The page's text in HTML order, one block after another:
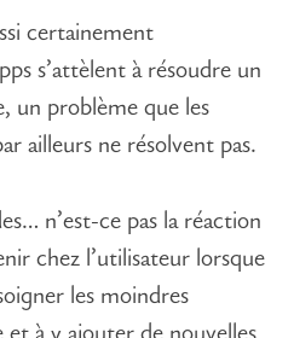
certainement
s’attèlent à résoudre un
un problème que les
ailleurs ne résolvent pas.
n’est-ce pas la réaction
chez l’utilisateur lorsque
les moindres